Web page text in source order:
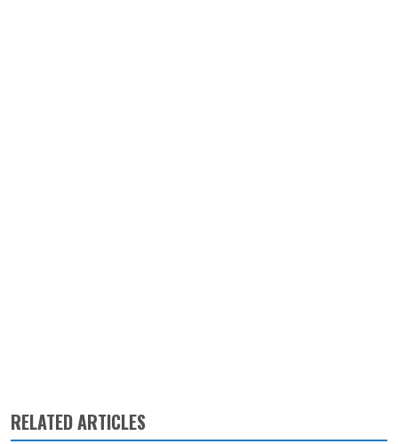
RELATED ARTICLES